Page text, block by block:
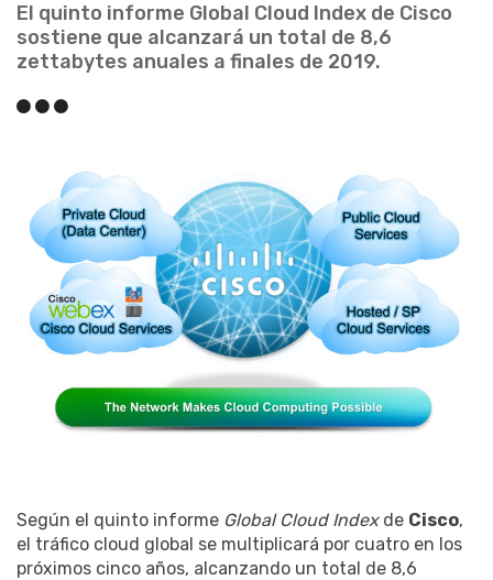
El quinto informe Global Cloud Index de Cisco
sostiene que alcanzará un total de 8,6
zettabytes anuales a finales de 2019.
Según el quinto informe Global Cloud Indexde Cisco,
el tráfico cloud global se multiplicará por cuatro en los
próximos cinco años, alcanzando un total de 8,6